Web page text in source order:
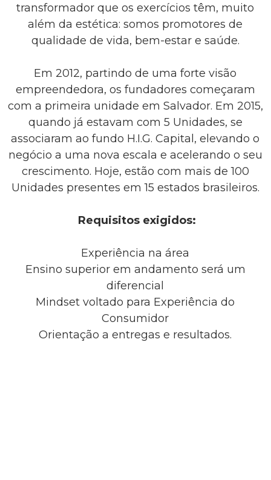
transformador que os exercícios têm, muito
além da estética: somos promotores de
qualidade de vida, bem-estar e saúde.
Em 2012, partindo de uma forte visão
empreendedora, os fundadores começaram
com a primeira unidade em Salvador. Em 2015,
quando já estavam com 5 Unidades, se
associaram ao fundo H.I.G. Capital, elevando o
negócio a uma nova escala e acelerando o seu
crescimento. Hoje, estão com mais de 100
Unidades presentes em 15 estados brasileiros.
Requisitos exigidos:
Experiência na área
Ensino superior em andamento será um
diferencial
Mindset voltado para Experiência do
Consumidor
Orientação a entregas e resultados.